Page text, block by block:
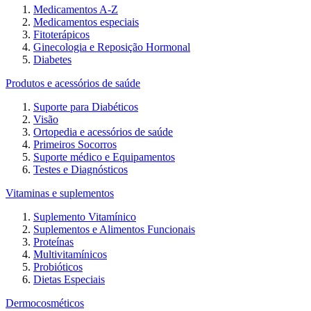
Medicamentos A-Z
Medicamentos especiais
Fitoterápicos
Ginecologia e Reposição Hormonal
Diabetes
Produtos e acessórios de saúde
Suporte para Diabéticos
Visão
Ortopedia e acessórios de saúde
Primeiros Socorros
Suporte médico e Equipamentos
Testes e Diagnósticos
Vitaminas e suplementos
Suplemento Vitamínico
Suplementos e Alimentos Funcionais
Proteínas
Multivitamínicos
Probióticos
Dietas Especiais
Dermocosméticos